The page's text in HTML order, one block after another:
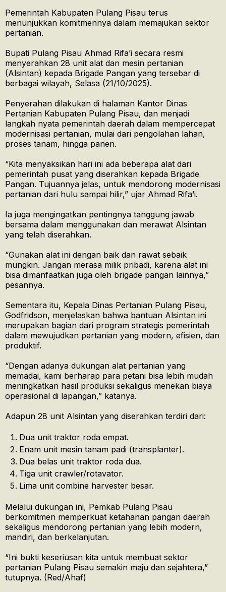
Pemerintah Kabupaten Pulang Pisau terus
menunjukkan komitmennya dalam memajukan sektor
pertanian.
Bupati Pulang Pisau Ahmad Rifa’i secara resmi
menyerahkan 28 unit alat dan mesin pertanian
(Alsintan) kepada Brigade Pangan yang tersebar di
berbagai wilayah, Selasa (21/10/2025).
Penyerahan dilakukan di halaman Kantor Dinas
Pertanian Kabupaten Pulang Pisau, dan menjadi
langkah nyata pemerintah daerah dalam mempercepat
modernisasi pertanian, mulai dari pengolahan lahan,
proses tanam, hingga panen.
“Kita menyaksikan hari ini ada beberapa alat dari
pemerintah pusat yang diserahkan kepada Brigade
Pangan. Tujuannya jelas, untuk mendorong modernisasi
pertanian dari hulu sampai hilir,” ujar Ahmad Rifa’i.
Ia juga mengingatkan pentingnya tanggung jawab
bersama dalam menggunakan dan merawat Alsintan
yang telah diserahkan.
“Gunakan alat ini dengan baik dan rawat sebaik
mungkin. Jangan merasa milik pribadi, karena alat ini
bisa dimanfaatkan juga oleh brigade pangan lainnya,”
pesannya.
Sementara itu, Kepala Dinas Pertanian Pulang Pisau,
Godfridson, menjelaskan bahwa bantuan Alsintan ini
merupakan bagian dari program strategis pemerintah
dalam mewujudkan pertanian yang modern, efisien, dan
produktif.
“Dengan adanya dukungan alat pertanian yang
memadai, kami berharap para petani bisa lebih mudah
meningkatkan hasil produksi sekaligus menekan biaya
operasional di lapangan,” katanya.
Adapun 28 unit Alsintan yang diserahkan terdiri dari:
Dua unit traktor roda empat.
Enam unit mesin tanam padi (transplanter).
Dua belas unit traktor roda dua.
Tiga unit crawler/rotavator.
Lima unit combine harvester besar.
Melalui dukungan ini, Pemkab Pulang Pisau
berkomitmen memperkuat ketahanan pangan daerah
sekaligus mendorong pertanian yang lebih modern,
mandiri, dan berkelanjutan.
“Ini bukti keseriusan kita untuk membuat sektor
pertanian Pulang Pisau semakin maju dan sejahtera,”
tutupnya. (Red/Ahaf)